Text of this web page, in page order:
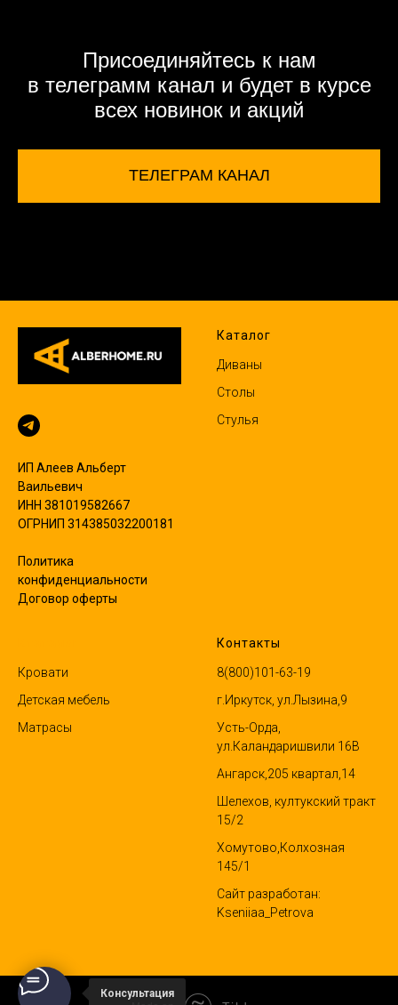
Присоединяйтесь к нам
в телеграмм канал и будет в курсе
всех новинок и акций
ТЕЛЕГРАМ КАНАЛ
ИП Алеев Альберт
Ваильевич
ИНН 381019582667
ОГРНИП 314385032200181
Политика
конфиденциальности
Договор оферты
Каталог
Диваны
Столы
Стулья
Кровати
Детская мебель
Матрасы
Контакты
8(800)101-63-19
г.Иркутск, ул.Лызина,9
Усть-Орда,
ул.Каландаришвили 16В
Ангарск,205 квартал,14
Шелехов, култукский тракт
15/2
Хомутово,Колхозная
145/1
Сайт разработан:
Kseniiaa_Petrova
Консультация